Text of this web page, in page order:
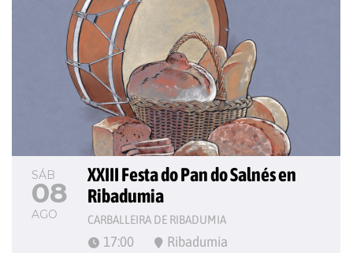
SÁB
08
AGO
XXIII Festa do Pan do Salnés en
Ribadumia
CARBALLEIRA DE RIBADUMIA
17:00 Ribadumia